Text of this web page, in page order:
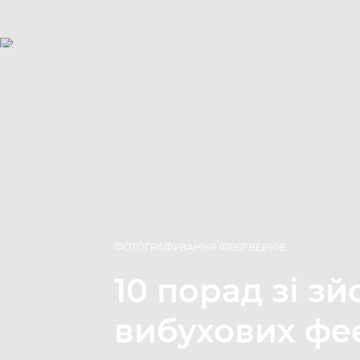
ФОТОГРАФУВАННЯ ФЕЄРВЕРКІВ
10 порад зі
вибухових